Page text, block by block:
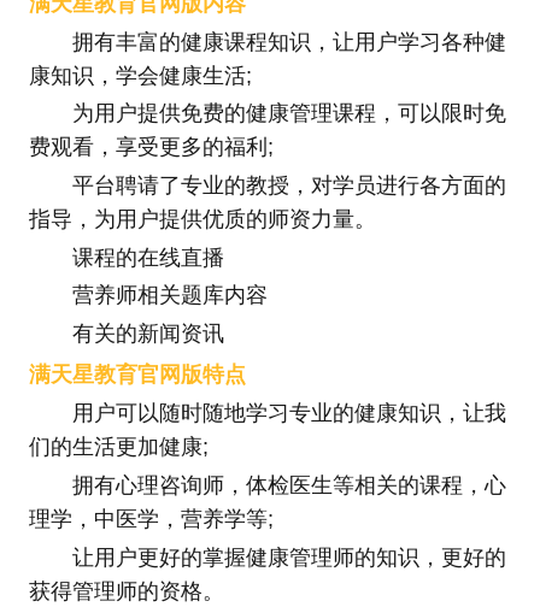
拥有丰富的健康课程知识，让用户学习各种健
康知识，学会健康生活;
为用户提供免费的健康管理课程，可以限时免
费观看，享受更多的福利;
平台聘请了专业的教授，对学员进行各方面的
指导，为用户提供优质的师资力量。
课程的在线直播
营养师相关题库内容
有关的新闻资讯
满天星教育官网版特点
用户可以随时随地学习专业的健康知识，让我
们的生活更加健康;
拥有心理咨询师，体检医生等相关的课程，心
理学，中医学，营养学等;
让用户更好的掌握健康管理师的知识，更好的
获得管理师的资格。